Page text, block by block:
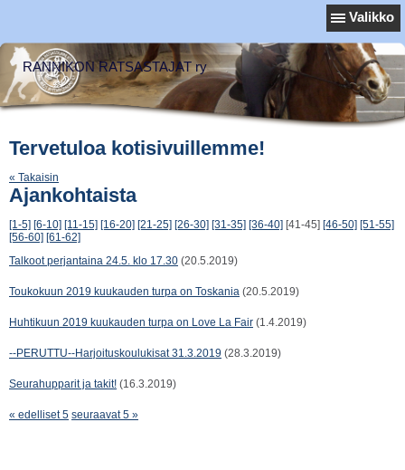
Valikko
RANNIKON RATSASTAJAT ry
Tervetuloa kotisivuillemme!
« Takaisin
Ajankohtaista
[1-5] [6-10] [11-15] [16-20] [21-25] [26-30] [31-35] [36-40] [41-45] [46-50] [51-55]
[56-60] [61-62]
Talkoot perjantaina 24.5. klo 17.30 (20.5.2019)
Toukokuun 2019 kuukauden turpa on Toskania (20.5.2019)
Huhtikuun 2019 kuukauden turpa on Love La Fair (1.4.2019)
--PERUTTU--Harjoituskoulukisat 31.3.2019 (28.3.2019)
Seurahupparit ja takit! (16.3.2019)
« edelliset 5 seuraavat 5 »